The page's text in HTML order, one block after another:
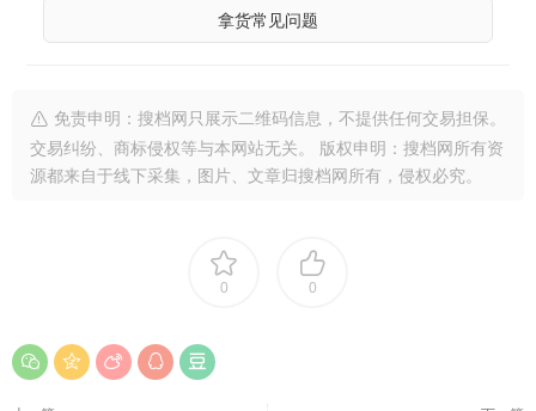
拿货常见问题
免责申明：搜档网只展示二维码信息，不提供任何交易担保。
交易纠纷、商标侵权等与本网站无关。 版权申明：搜档网所有资
源都来自于线下采集，图片、文章归搜档网所有，侵权必究。
0 0